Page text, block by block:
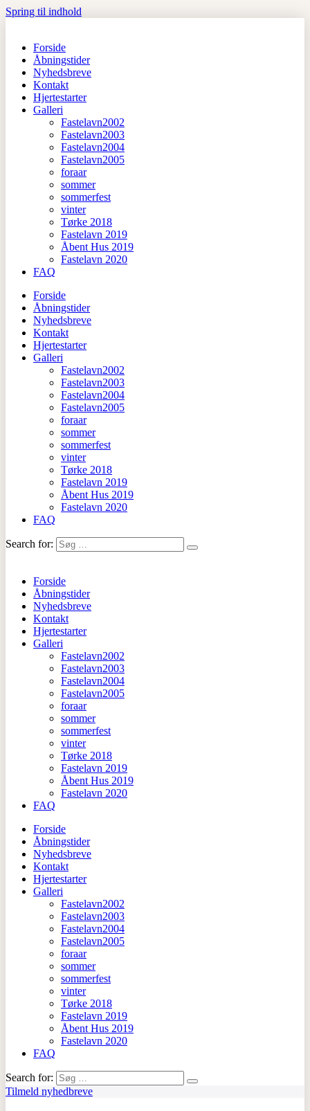
Spring til indhold
Forside
Åbningstider
Nyhedsbreve
Kontakt
Hjertestarter
Galleri
Fastelavn2002
Fastelavn2003
Fastelavn2004
Fastelavn2005
foraar
sommer
sommerfest
vinter
Tørke 2018
Fastelavn 2019
Åbent Hus 2019
Fastelavn 2020
FAQ
Forside
Åbningstider
Nyhedsbreve
Kontakt
Hjertestarter
Galleri
Fastelavn2002
Fastelavn2003
Fastelavn2004
Fastelavn2005
foraar
sommer
sommerfest
vinter
Tørke 2018
Fastelavn 2019
Åbent Hus 2019
Fastelavn 2020
FAQ
Search for:
Forside
Åbningstider
Nyhedsbreve
Kontakt
Hjertestarter
Galleri
Fastelavn2002
Fastelavn2003
Fastelavn2004
Fastelavn2005
foraar
sommer
sommerfest
vinter
Tørke 2018
Fastelavn 2019
Åbent Hus 2019
Fastelavn 2020
FAQ
Forside
Åbningstider
Nyhedsbreve
Kontakt
Hjertestarter
Galleri
Fastelavn2002
Fastelavn2003
Fastelavn2004
Fastelavn2005
foraar
sommer
sommerfest
vinter
Tørke 2018
Fastelavn 2019
Åbent Hus 2019
Fastelavn 2020
FAQ
Search for:
Tilmeld nyhedbreve